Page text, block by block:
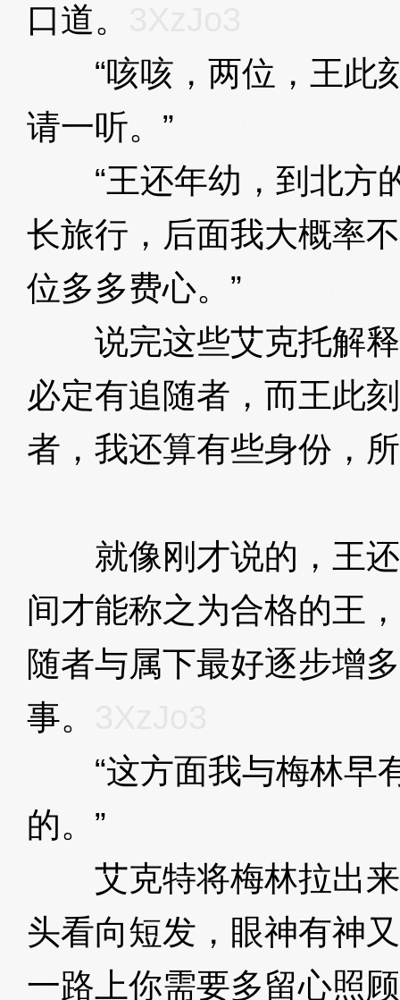
口道。
“咳咳，两位，王此
请一听。”
“王还年幼，到北方
长旅行，后面我大概率
位多多费心。”
说完这些艾克托解释
必定有追随者，而王此
者，我还算有些身份，
就像刚才说的，王还
间才能称之为合格的王
随者与属下最好逐步增
事。
“这方面我与梅林早
的。”
艾克特将梅林拉出来
头看向短发，眼神有神
一路上你需要多留心